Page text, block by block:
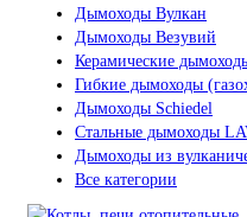
Дымоходы Вулкан
Дымоходы Везувий
Керамические
Гибкие дымоходы
Дымоходы Schiedel
Стальные дымоходы
Дымоходы из
Все категории